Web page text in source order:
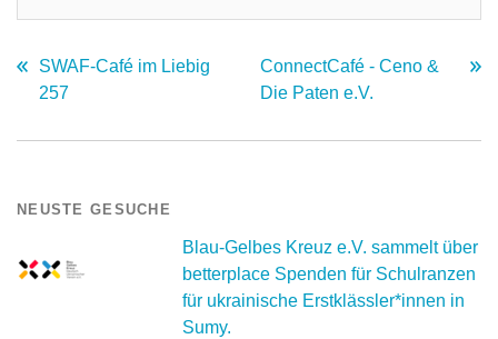
SWAF-Café im Liebig
257
ConnectCafé - Ceno &
Die Paten e.V.
NEUSTE GESUCHE
Blau-Gelbes Kreuz e.V. sammelt über
betterplace Spenden für Schulranzen
für ukrainische Erstklässler*innen in
Sumy.